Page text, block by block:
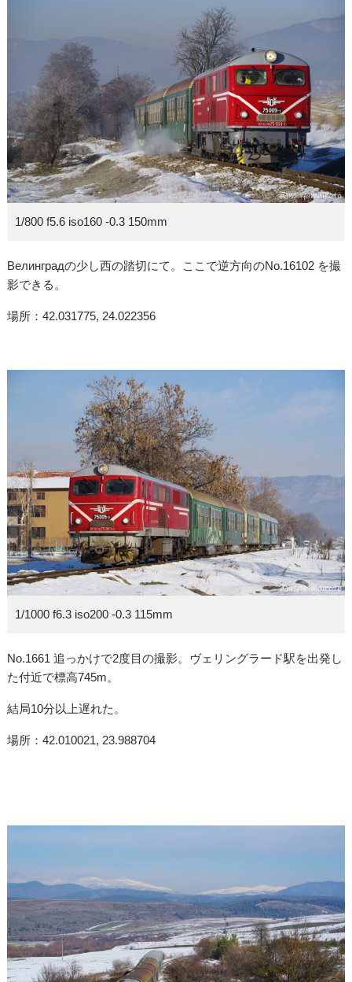
1/800 f5.6 iso160 -0.3 150mm
Велинградの少し西の踏切にて。ここで逆方向のNo.16102 を撮
影できる。
場所：42.031775, 24.022356
1/1000 f6.3 iso200 -0.3 115mm
No.1661 追っかけで2度目の撮影。ヴェリングラード駅を出発し
た付近で標高745m。
結局10分以上遅れた。
場所：42.010021, 23.988704